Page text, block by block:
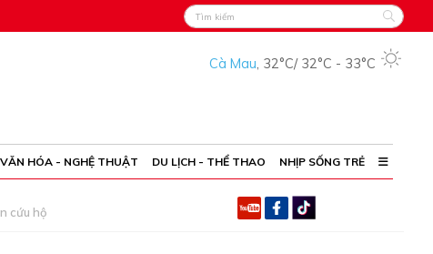
Cà Mau, 32°C/ 32°C - 33°C
VĂN HÓA - NGHỆ THUẬT DU LỊCH - THỂ THAO NHỊP SỐNG TRẺ
cứu hộ